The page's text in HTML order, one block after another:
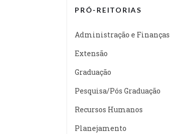
PRÓ-REITORIAS
Administração e Finanças
Extensão
Graduação
Pesquisa/Pós Graduação
Recursos Humanos
Planejamento